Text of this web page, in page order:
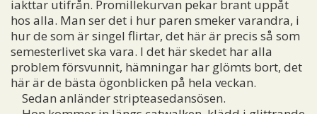
iakttar utifrån. Promillekurvan pekar brant uppåt
hos alla. Man ser det i hur paren smeker varandra, i
hur de som är singel flirtar, det här är precis så som
semesterlivet ska vara. I det här skedet har alla
problem försvunnit, hämningar har glömts bort, det
här är de bästa ögonblicken på hela veckan.
Sedan anländer stripteasedansösen.